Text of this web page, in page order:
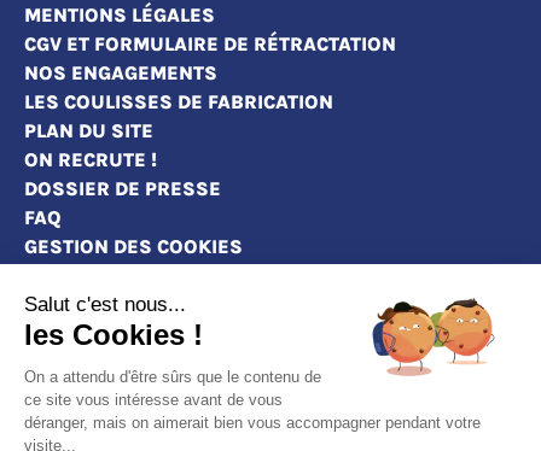
MENTIONS LÉGALES
CGV ET FORMULAIRE DE RÉTRACTATION
NOS ENGAGEMENTS
LES COULISSES DE FABRICATION
PLAN DU SITE
ON RECRUTE !
DOSSIER DE PRESSE
FAQ
GESTION DES COOKIES
MAGASINS
CONTACT
DEVENEZ REVENDEURS
Salut c'est nous...
les Cookies !
On a attendu d'être sûrs que le contenu de
ce site vous intéresse avant de vous
déranger, mais on aimerait bien vous accompagner pendant votre
visite...